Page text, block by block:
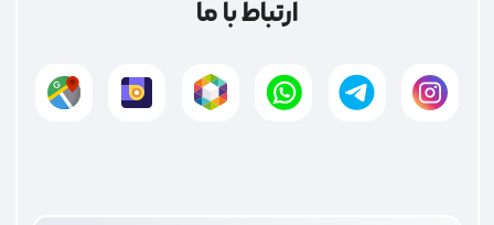
ارتباط با ما